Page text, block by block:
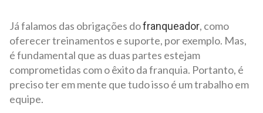
Já falamos das obrigações dofranqueador, como
oferecer treinamentos e suporte, por exemplo. Mas,
é fundamental que as duas partes estejam
comprometidas com o êxito da franquia. Portanto, é
preciso ter em mente que tudo isso é um trabalho em
equipe.